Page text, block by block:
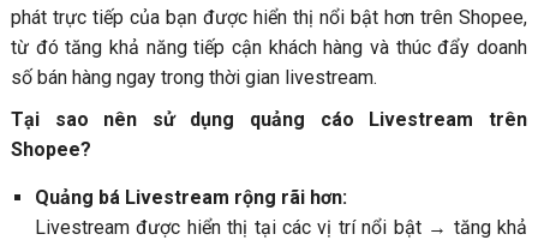
phát trực tiếp của bạn được hiển thị nổi bật hơn trên Shopee,
từ đó tăng khả năng tiếp cận khách hàng và thúc đẩy doanh
số bán hàng ngay trong thời gian livestream.
Tại sao nên sử dụng quảng cáo Livestream trên
Shopee?
Quảng bá Livestream rộng rãi hơn:
Livestream được hiển thị tại các vị trí nổi bật → tăng khả